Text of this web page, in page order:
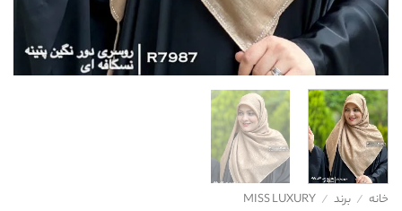
خانه / برند /
MISS LUXURY